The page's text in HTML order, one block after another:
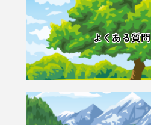
よくある質問